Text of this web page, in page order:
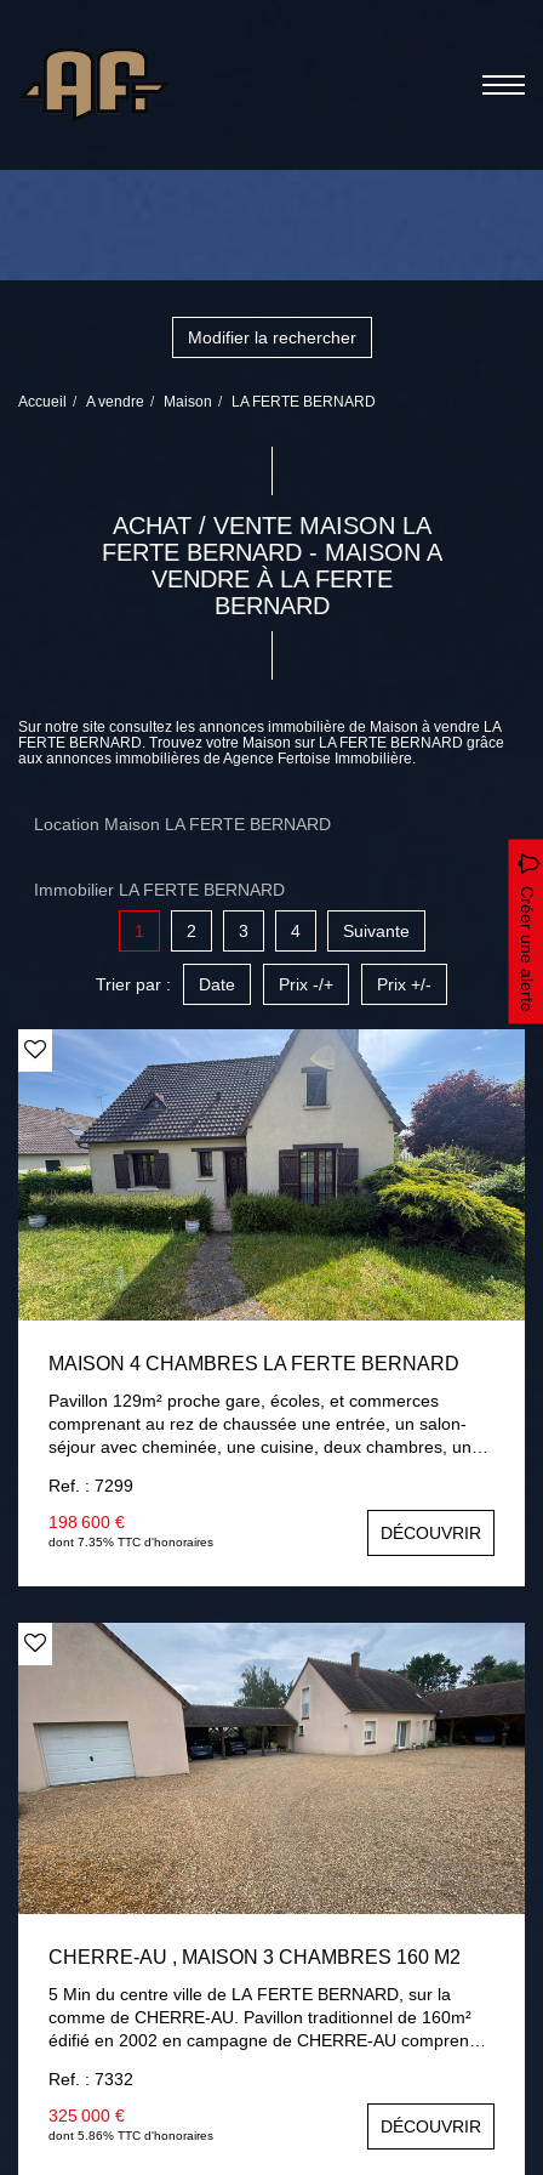
Modifier la rechercher
Accueil A vendre Maison LA FERTE BERNARD
ACHAT / VENTE MAISON LA
FERTE BERNARD - MAISON A
VENDRE À LA FERTE
BERNARD
Sur notre site consultez les annonces immobilière de Maison à vendre LA
FERTE BERNARD. Trouvez votre Maison sur LA FERTE BERNARD grâce
aux annonces immobilières de Agence Fertoise Immobilière.
Location Maison LA FERTE BERNARD
Immobilier LA FERTE BERNARD Créer une alerte
1 2 3 4 Suivante
Trier par : Date Prix -/+ Prix +/-
MAISON 4 CHAMBRES LA FERTE BERNARD
Pavillon 129m² proche gare, écoles, et commerces
comprenant au rez de chaussée une entrée, un salon-
séjour avec cheminée, une cuisine, deux chambres, une
d'eau avec wc, une salle de jeux. Sous-sol total. Terrain
de 768m² avec terrasse . Chauffage gaz de ville,
menuiseries bois double vitrage, assainissement collectif.
Ref. : 7299
198 600 €
dont 7.35% TTC d'honoraires DÉCOUVRIR
CHERRE-AU , MAISON 3 CHAMBRES 160 M2
5 Min du centre ville de LA FERTE BERNARD, sur la
comme de CHERRE-AU. Pavillon traditionnel de 160m²
édifié en 2002 en campagne de CHERRE-AU comprenant
cheminée insert, une cuisine aménagée équipée,
véranda, une chambre, une salle de bains avec douche,
un cellier, une chaufferie. A l'étage : palier desservant
deux chambres dont une 32m² pouvant être divisé, salle
Ref. : 7332
325 000 €
dont 5.86% TTC d'honoraires DÉCOUVRIR